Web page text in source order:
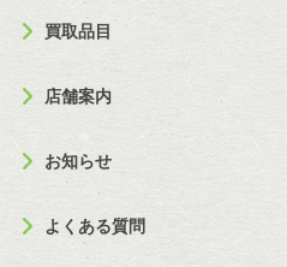
買取品目
店舗案内
お知らせ
よくある質問